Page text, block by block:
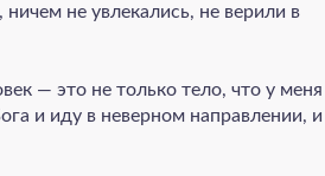
не увлекались, не верили в
— это не только тело, что у меня
и иду в неверном направлении, и